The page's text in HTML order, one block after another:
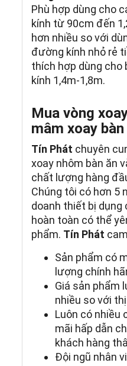
Phù hợp dùng cho
kính từ 90cm đến
hơn nhiều so với
đường kính nhỏ rẻ
thích hợp dùng
kính 1,4m-1,8m.
Mua vòng
mâm xoay
Tín Phát chuyên
xoay nhôm bàn ăn
chất lượng hàng
Chúng tôi có hơn 5
doanh thiết bị dụng
hoàn toàn có thể
phẩm. Tín Phát
Sản phẩm có
lượng chính
Giá sản phẩm
nhiều so với
Luôn có nhiều
mãi hấp dẫn
khách hàng
Đội ngũ nhân